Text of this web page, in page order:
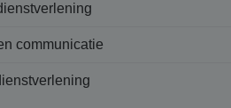
communicatie